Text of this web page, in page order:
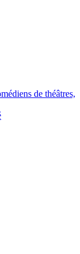
de théâtres,